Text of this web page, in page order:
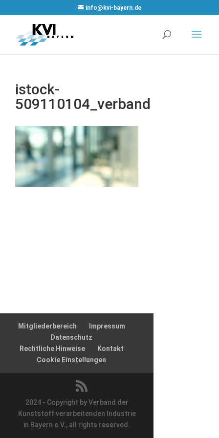
info@kvi-bayern.de
istock-
509110104_verband
Mitgliederbereich
Impressum
Datenschutz
Rechtliche Hinweise
Kontakt
Cookie Einstellungen
2024 - Copyright by Verband der
Kunststoff verarbeitenden Industrie
in Bayern e.V., all rights reserved.
Plugin von Real